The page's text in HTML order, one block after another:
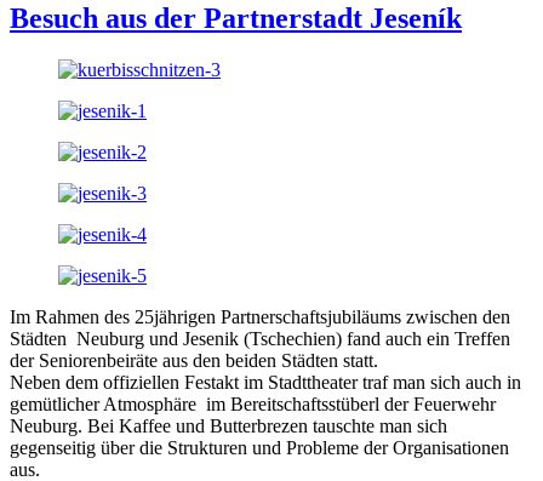
Besuch aus der Partnerstadt Jeseník
Im Rahmen des 25jährigen Partnerschaftsjubiläums zwischen den
Städten Neuburg und Jesenik (Tschechien) fand auch ein Treffen
der Seniorenbeiräte aus den beiden Städten statt.
Neben dem offiziellen Festakt im Stadttheater traf man sich auch in
gemütlicher Atmosphäre im Bereitschaftsstüberl der Feuerwehr
Neuburg. Bei Kaffee und Butterbrezen tauschte man sich
gegenseitig über die Strukturen und Probleme der Organisationen
aus.